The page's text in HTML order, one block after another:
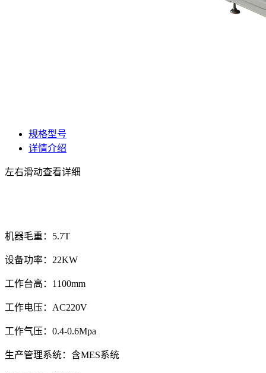
规格型号
详情介绍
左右滑动查看详细
机器毛重：5.7T
设备功率：22KW
工作台高：1100mm
工作电压：AC220V
工作气压：0.4-0.6Mpa
生产管理系统：含MES系统